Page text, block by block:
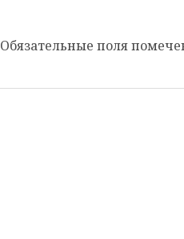
Обязательные поля